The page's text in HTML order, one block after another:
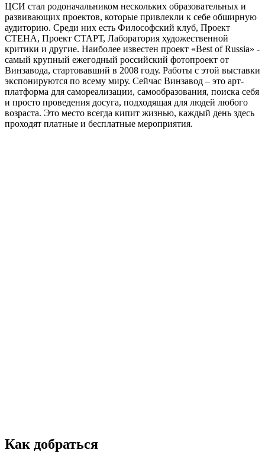
ЦСИ стал родоначальником нескольких образовательных и
развивающих проектов, которые привлекли к себе обширную
аудиторию. Среди них есть Философский клуб, Проект
СТЕНА, Проект СТАРТ, Лаборатория художественной
критики и другие. Наиболее известен проект «Best of Russia» -
самый крупный ежегодный российский фотопроект от
Винзавода, стартовавший в 2008 году. Работы с этой выставки
экспонируются по всему миру. Сейчас Винзавод – это арт-
платформа для самореализации, самообразования, поиска себя
и просто проведения досуга, подходящая для людей любого
возраста. Это место всегда кипит жизнью, каждый день здесь
проходят платные и бесплатные мероприятия.
Как добраться